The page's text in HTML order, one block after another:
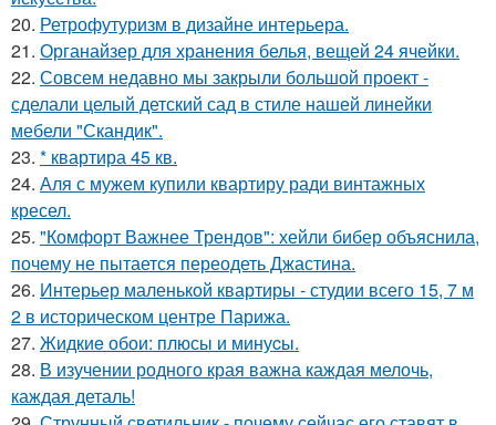
20. Ретрофутуризм в дизайне интерьера.
21. Органайзер для хранения белья, вещей 24 ячейки.
22. Совсем недавно мы закрыли большой проект -
сделали целый детский сад в стиле нашей линейки
мебели "Скандик".
23. * квартира 45 кв.
24. Аля с мужем купили квартиру ради винтажных
кресел.
25. "Комфорт Важнее Трендов": хейли бибер объяснила,
почему не пытается переодеть Джастина.
26. Интерьер маленькой квартиры - студии всего 15, 7 м
2 в историческом центре Парижа.
27. Жидкиe обои: плюсы и минуcы.
28. В изучении родного края важна каждая мелочь,
каждая деталь!